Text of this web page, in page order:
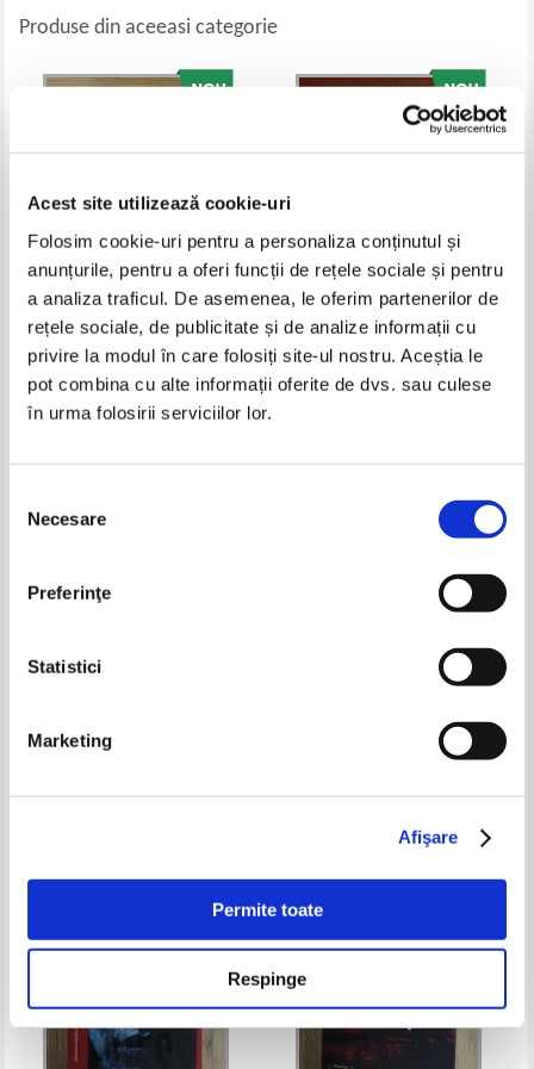
Acest site utilizează cookie-uri
Folosim cookie-uri pentru a personaliza conținutul și
anunțurile, pentru a oferi funcții de rețele sociale și pentru
a analiza traficul. De asemenea, le oferim partenerilor de
rețele sociale, de publicitate și de analize informații cu
privire la modul în care folosiți site-ul nostru. Aceștia le
pot combina cu alte informații oferite de dvs. sau culese
în urma folosirii serviciilor lor.
consimțământului
Necesare
Preferinţe
Statistici
Marketing
Afişare
Permite toate
Respinge
Produse din aceeasi categorie
Johanna Mo - Cantaretul nocturn
Pret:28,00 Lei
Adaugă în coș
Rodica Ojog Brasoveanu - 320
de pisici negre
Pret:24,00 Lei
Agatha Christie - Misterul
crimelor inlantuite
Charlaine Harris - A longer fall
-30% -40%